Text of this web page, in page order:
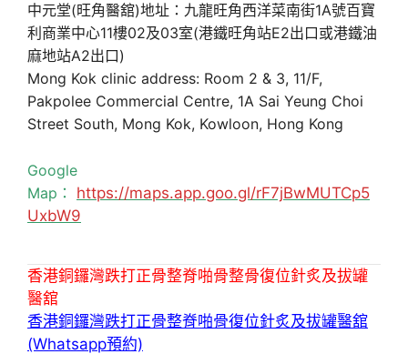
中元堂(旺角醫舘)地址：九龍旺角西洋菜南街1A號百寶
利商業中心11樓02及03室(港鐵旺角站E2出口或港鐵油
麻地站A2出口)
Mong Kok clinic address: Room 2 & 3, 11/F,
Pakpolee Commercial Centre, 1A Sai Yeung Choi
Street South, Mong Kok, Kowloon, Hong Kong
Google
Map： https://maps.app.goo.gl/rF7jBwMUTCp5
UxbW9
香港銅鑼灣跌打正骨整脊啪骨整骨復位針炙及拔罐
醫舘
香港銅鑼灣跌打正骨整脊啪骨復位針炙及拔罐醫舘
(Whatsapp預約)